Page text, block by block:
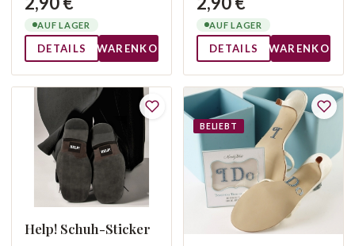
AUF LAGER
DETAILS WARENKORB
AUF LAGER
DETAILS WARENKORB
Help! Schuh-Sticker
BELIEBT